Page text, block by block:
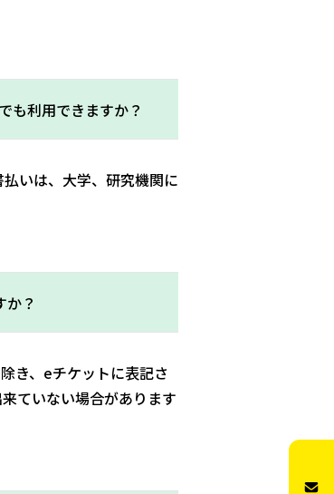
も利用できますか？
いは、大学、研究機関に
？
き、eチケットに表記さ
ていない場合があります